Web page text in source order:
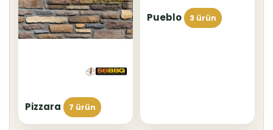
Pizzara 7 ürün
Pueblo 3 ürün